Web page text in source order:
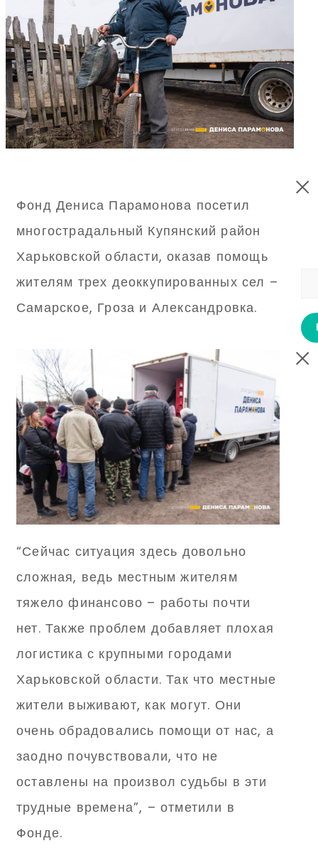
Фонд Дениса Парамонова посетил
многострадальный Купянский район
Харьковской области, оказав помощь
жителям трех деоккупированных сел –
Самарское, Гроза и Александровка.
“Сейчас ситуация здесь довольно
сложная, ведь местным жителям
тяжело финансово – работы почти
нет. Также проблем добавляет плохая
логистика с крупными городами
Харьковской области. Так что местные
жители выживают, как могут. Они
очень обрадовались помощи от нас, а
заодно почувствовали, что не
оставлены на произвол судьбы в эти
трудные времена”, – отметили в
Фонде.